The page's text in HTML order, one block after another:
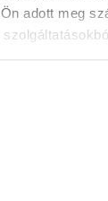
adott meg
-